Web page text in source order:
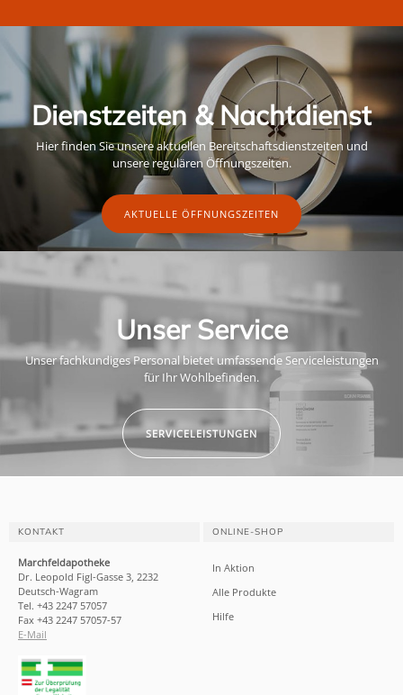
Dienstzeiten & Nachtdienst
Hier finden Sie unsere aktuellen Bereitschaftsdienstzeiten und
unsere regulären Öffnungszeiten.
AKTUELLE ÖFFNUNGSZEITEN
Unser Service
Unser fachkundiges Personal bietet umfassende Serviceleistungen
für Ihr Wohlbefinden.
SERVICELEISTUNGEN
KONTAKT
Marchfeldapotheke
Dr. Leopold Figl-Gasse 3, 2232
Deutsch-Wagram
Tel. +43 2247 57057
Fax +43 2247 57057-57
E-Mail
ONLINE-SHOP
In Aktion
Alle Produkte
Hilfe